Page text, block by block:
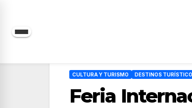
Saltar
CULTURA Y TURISMO DESTINOS
Feria